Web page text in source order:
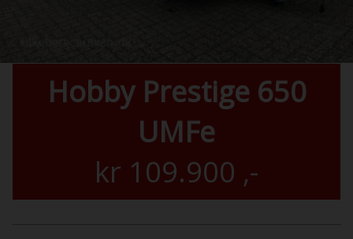
Hobby Prestige 650
UMFe
kr 109.900 ,-